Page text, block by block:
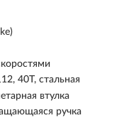
40T, стальная
втулка
ручка